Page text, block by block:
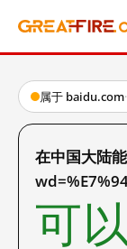
属于 baidu.com·
在中国大陆
可以